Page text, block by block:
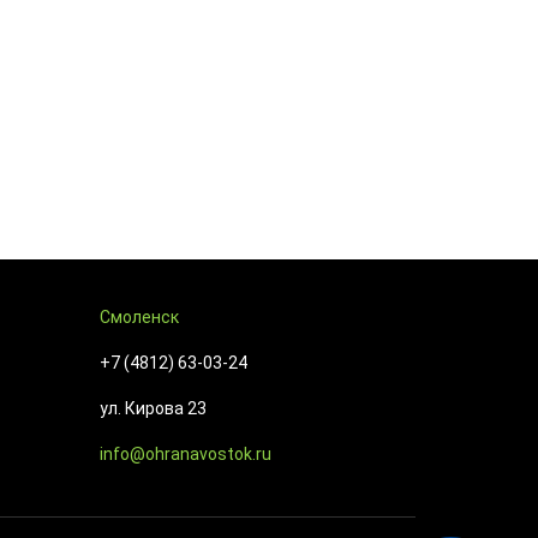
Смоленск
+7 (4812) 63-03-24
ул. Кирова 23
info@ohranavostok.ru